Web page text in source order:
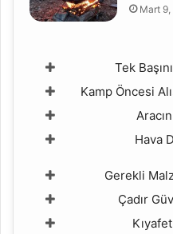
Mart
Tek
Kamp Öncesi
Hava
Gerekli
Çadır